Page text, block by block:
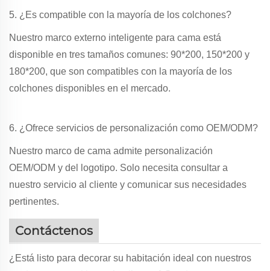
5. ¿Es compatible con la mayoría de los colchones?
Nuestro marco externo inteligente para cama está
disponible en tres tamaños comunes: 90*200, 150*200 y
180*200, que son compatibles con la mayoría de los
colchones disponibles en el mercado.
6. ¿Ofrece servicios de personalización como OEM/ODM?
Nuestro marco de cama admite personalización
OEM/ODM y del logotipo. Solo necesita consultar a
nuestro servicio al cliente y comunicar sus necesidades
pertinentes.
Contáctenos
¿Está listo para decorar su habitación ideal con nuestros